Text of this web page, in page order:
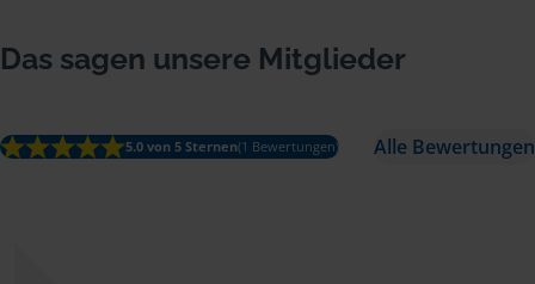
Das sagen unsere Mitglieder
5.0 von 5 Sternen(1 Bewertungen) Alle Bewertungen